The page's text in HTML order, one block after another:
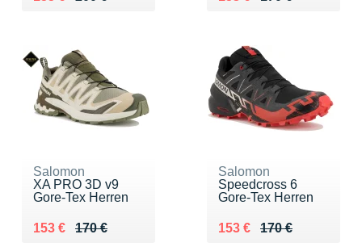
Salomon
XA PRO 3D v9
Gore-Tex Herren
170 €
Au lieu de 170 €
153 €
Vendu 153 €
Salomon
Speedcross 6
Gore-Tex Herren
170 €
Au lieu de 170 €
153 €
Vendu 153 €